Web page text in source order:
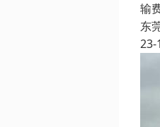
输
东
23-